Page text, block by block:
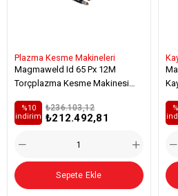
Plazma Kesme Makineleri
Magmaweld Id 65 Px 12M
Torçplazma Kesme Makinesi
₺212.492,81
₺236.103,12
%10
i̇ndirim
Sepete Ekle